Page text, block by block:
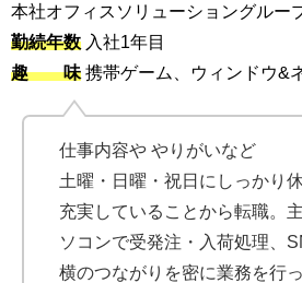
本社オフィスソリューショングルー
勤続年数 入社1年目
趣 味 携帯ゲーム、ウィンドウ&
仕事内容や やりがいなど
土曜・日曜・祝日にしっかり
充実していることから転職。
ソコンで受発注・入荷処理、
横のつながりを密に業務を行